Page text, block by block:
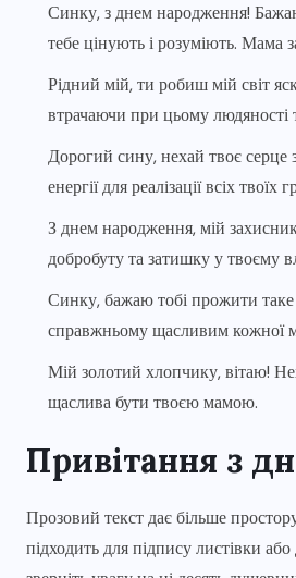
Синку, з днем народження!
тебе цінують і розуміють. Мама
Рідний мій, ти робиш мій світ
втрачаючи при цьому людяності
Дорогий сину, нехай твоє
енергії для реалізації всіх твоїх
З днем народження, мій
добробуту та затишку у твоєму
Синку, бажаю тобі прожити таке
справжньому щасливим кожної
Мій золотий хлопчику, вітаю!
щаслива бути твоєю мамою.
Привітання з
Прозовий текст дає більше
підходить для підпису листівки